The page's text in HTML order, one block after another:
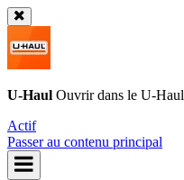
U-Haul Ouvrir dans le U-Haul
Actif
Passer au contenu principal